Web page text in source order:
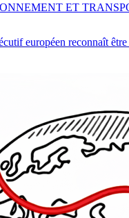
européen reconnaît être
ET